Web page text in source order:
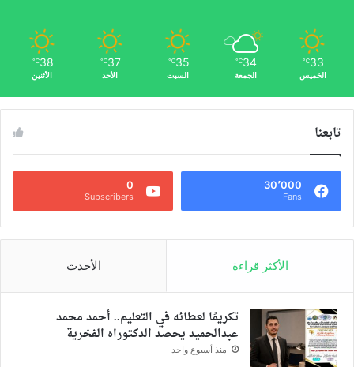
33
℃
الخميس
34
℃
الجمعة
35
℃
السبت
37
℃
الأحد
38
℃
الأثنين
تابعنا
30٬000
Fans
0
Subscribers
الأكثر قراءة الأحدث
تكريمًا لعطائه في التعليم.. أحمد محمد
عبدالحميد يحصد الدكتوراه الفخرية
منذ أسبوع واحد